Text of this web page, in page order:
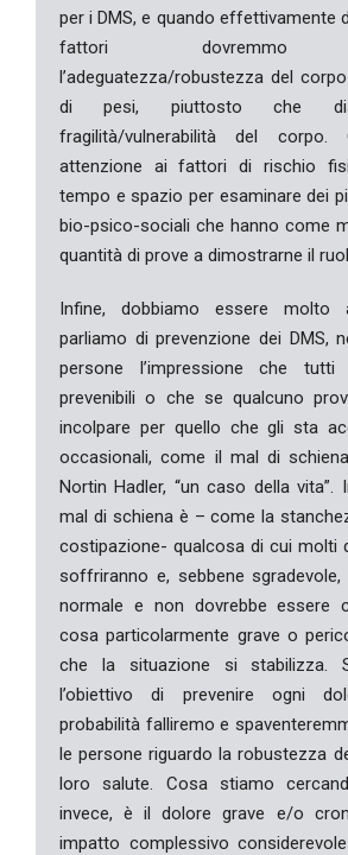
per i DMS, e quando effettivamente
fattori dovremmo
l’adeguatezza/robustezza del
di pesi, piuttosto che
fragilità/vulnerabilità del corpo.
attenzione ai fattori di rischio
tempo e spazio per esaminare dei
bio-psico-sociali che hanno come
quantità di prove a dimostrarne il
Infine, dobbiamo essere molto
parliamo di prevenzione dei DMS,
persone l’impressione che
prevenibili o che se qualcuno
incolpare per quello che gli sta
occasionali, come il mal di
Nortin Hadler, “un caso della vita”.
mal di schiena è – come la
costipazione- qualcosa di cui molti
soffriranno e, sebbene sgradevole,
normale e non dovrebbe essere
cosa particolarmente grave o
che la situazione si stabilizza.
l’obiettivo di prevenire ogni
probabilità falliremo e
le persone riguardo la robustezza
loro salute. Cosa stiamo
invece, è il dolore grave e/o
impatto complessivo